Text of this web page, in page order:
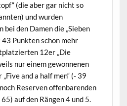
(die aber gar nicht so
und wurden
den Damen die „Sieben
Punkten schon mehr
12er „Die
nur einem gewonnenen
and a half men“ (- 39
Reserven offenbarenden
auf den Rängen 4 und 5.